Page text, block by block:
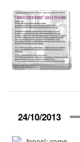
24/10/2013